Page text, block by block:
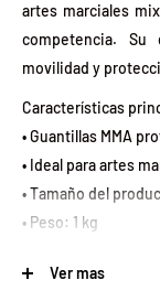
artes marciales
competencia.
movilidad y
Características
• Guantillas MMA
• Ideal para artes
• Tamaño del
• Peso: 1 kg
• Color: Negro
Ver mas